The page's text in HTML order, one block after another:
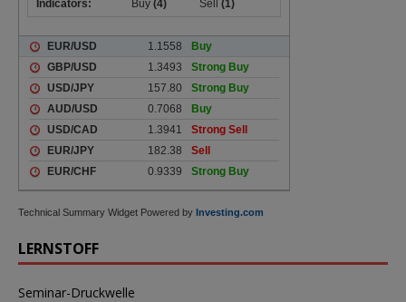
Technical Summary Widget Powered by Investing.com
LERNSTOFF
Seminar-Druckwelle